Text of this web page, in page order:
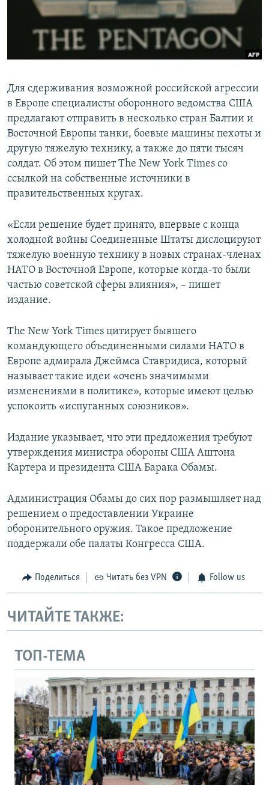
ПОБЕДИТЕЛЕЙ НЕ СУДЯТ?
КРЫМ.НЕПОКОРЕННЫЙ
ПРИСОЕДИНЯЙТЕСЬ!
Все сайты RFE/RL
Для сдерживания возможной российской агрессии
в Европе специалисты оборонного ведомства США
предлагают отправить в несколько стран Балтии и
Восточной Европы танки, боевые машины пехоты и
другую тяжелую технику, а также до пяти тысяч
солдат. Об этом пишет The New York Times со
ссылкой на собственные источники в
правительственных кругах.
«Если решение будет принято, впервые с конца
холодной войны Соединенные Штаты дислоцируют
тяжелую военную технику в новых странах-членах
НАТО в Восточной Европе, которые когда-то были
частью советской сферы влияния», – пишет
издание.
The New York Times цитирует бывшего
командующего объединенными силами НАТО в
Европе адмирала Джеймса Ставридиса, который
называет такие идеи «очень значимыми
изменениями в политике», которые имеют целью
успокоить «испуганных союзников».
Издание указывает, что эти предложения требуют
утверждения министра обороны США Аштона
Картера и президента США Барака Обамы.
Администрация Обамы до сих пор размышляет над
решением о предоставлении Украине
оборонительного оружия. Такое предложение
поддержали обе палаты Конгресса США.
Поделиться Читать без VPN Follow us
ЧИТАЙТЕ ТАКЖЕ:
ТОП-ТЕМА